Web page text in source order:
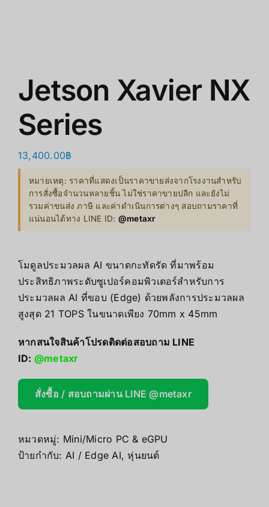
Jetson Xavier NX
Series
13,400.00฿
หมายเหตุ: ราคาที่แสดงเป็นราคาขายส่งจากโรงงานสำหรับ
การสั่งซื้อจำนวนหลายชิ้น ไม่ใช่ราคาขายปลีก และยังไม่
รวมค่าขนส่ง ภาษี และค่าดำเนินการต่างๆ สอบถามราคาที่
แน่นอนได้ทาง LINE ID: @metaxr
โมดูลประมวลผล AI ขนาดกะทัดรัด ที่มาพร้อม
ประสิทธิภาพระดับซูเปอร์คอมพิวเตอร์สำหรับการ
ประมวลผล AI ที่ขอบ (Edge) ด้วยพลังการประมวลผล
สูงสุด 21 TOPS ในขนาดเพียง 70mm x 45mm
หากสนใจสินค้าโปรดติดต่อสอบถาม LINE
ID: @metaxr
สั่งซื้อ / สอบถามผ่าน LINE @metaxr
หมวดหมู่: Mini/Micro PC & eGPU
ป้ายกำกับ: AI / Edge AI,หุ่นยนต์